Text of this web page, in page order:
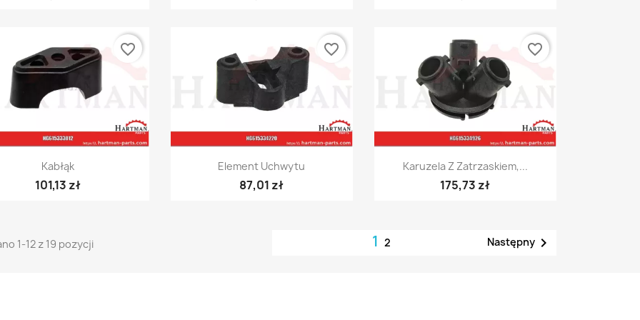
Szybki podgląd
Kabłąk
101,13 zł
favorite_border
Szybki podgląd
Element Uchwytu
87,01 zł
favorite_border
Szybki podgląd
Karuzela Z Zatrzaskiem,...
175,73 zł
favorite_border
1-12 z 19 pozycji 1 2 Następny